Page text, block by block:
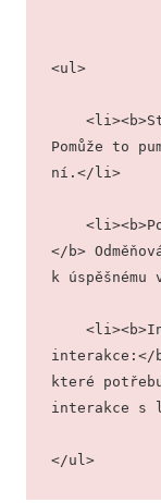
<ul>
Pomůže to
ní.</li>
</b>
k
interakce:</
které
interakce
</ul>